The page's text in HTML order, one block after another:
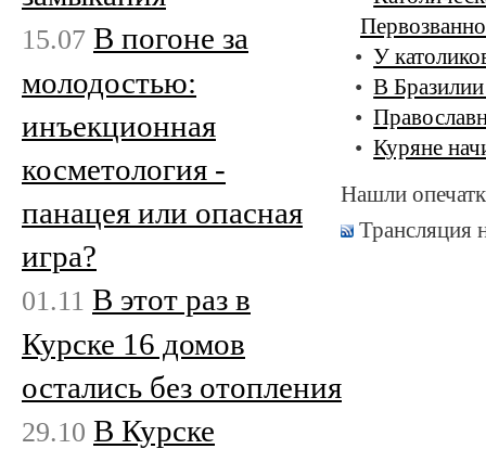
У
В Бразилии
Куряне
Нашли
Трансляция
15.07 В погоне за
молодостью:
инъекционная
косметология -
панацея или опасная
игра?
01.11 В этот раз в
Курске 16 домов
остались без отопления
29.10 В Курске